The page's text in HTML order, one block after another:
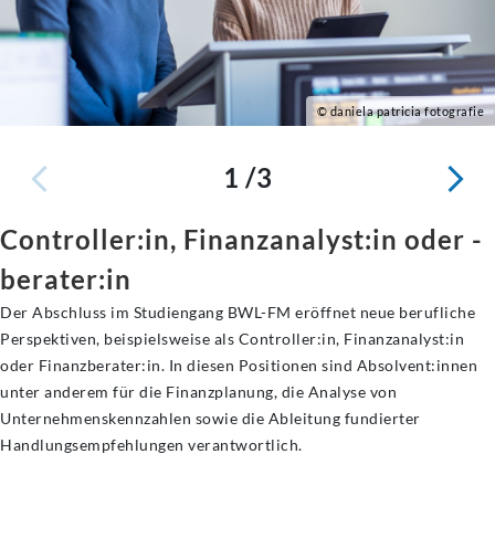
© daniela patricia fotografie
1 /3
Controller:in, Finanzanalyst:in oder -
berater:in
Der Abschluss im Studiengang BWL-FM eröffnet neue berufliche
Perspektiven, beispielsweise als Controller:in, Finanzanalyst:in
oder Finanzberater:in. In diesen Positionen sind Absolvent:innen
unter anderem für die Finanzplanung, die Analyse von
Unternehmenskennzahlen sowie die Ableitung fundierter
Handlungsempfehlungen verantwortlich.